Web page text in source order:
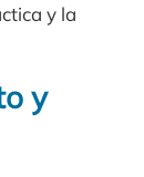
y la
y